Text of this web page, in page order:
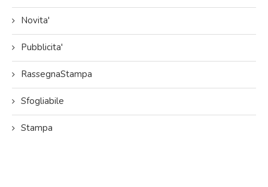
Novita'
Pubblicita'
RassegnaStampa
Sfogliabile
Stampa